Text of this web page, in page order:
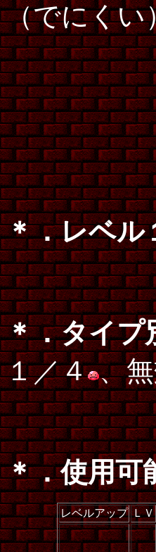
（でにくい
＊．レベル
＊．タイプ
１／４ 、
＊．使用可
レベルアップ ＬＶ